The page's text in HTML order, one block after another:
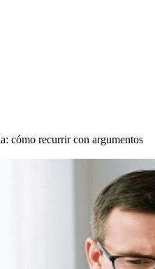
cómo recurrir con argumentos